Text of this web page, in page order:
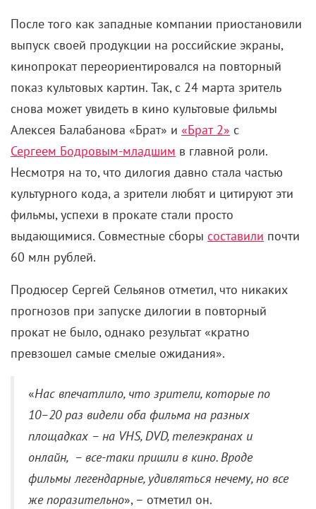
После того как западные компании приостановили
выпуск своей продукции на российские экраны,
кинопрокат переориентировался на повторный
показ культовых картин. Так, с 24 марта зритель
снова может увидеть в кино культовые фильмы
Алексея Балабанова «Брат» и «Брат 2» с
Сергеем Бодровым-младшим в главной роли.
Несмотря на то, что дилогия давно стала частью
культурного кода, а зрители любят и цитируют эти
фильмы, успехи в прокате стали просто
выдающимися. Совместные сборы составили почти
60 млн рублей.
Продюсер Сергей Сельянов отметил, что никаких
прогнозов при запуске дилогии в повторный
прокат не было, однако результат «кратно
превзошел самые смелые ожидания».
«Нас впечатлило, что зрители, которые по
10–20 раз видели оба фильма на разных
площадках – на VHS, DVD, телеэкранах и
онлайн, – все-таки пришли в кино. Вроде
фильмы легендарные, удивляться нечему, но все
же поразительно», – отметил он.